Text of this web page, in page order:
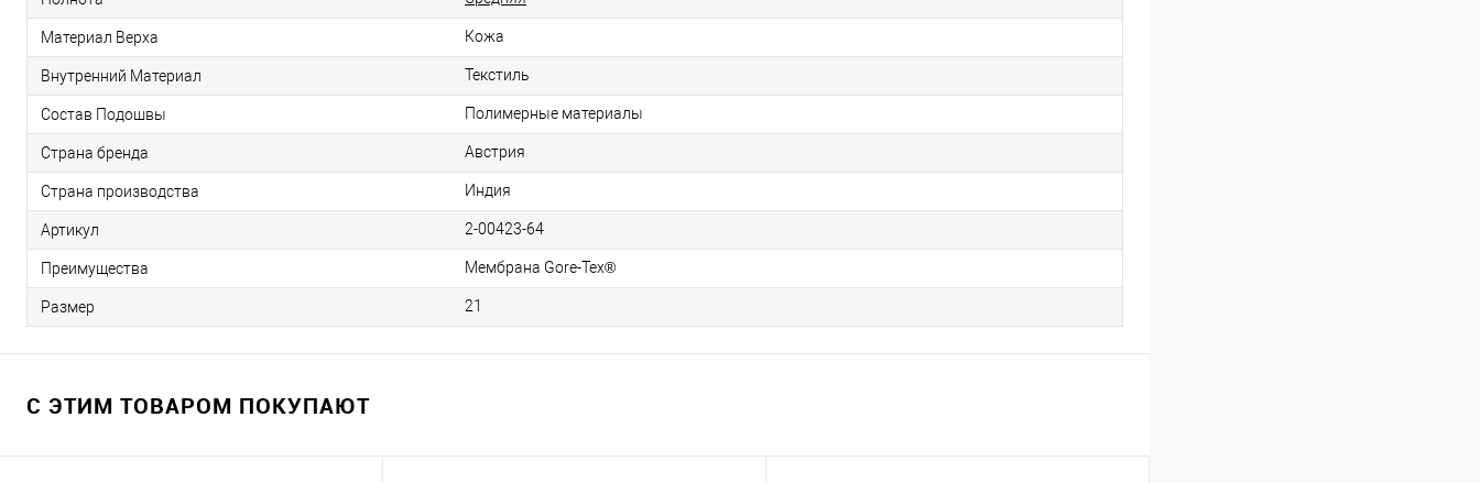
Материал Верха Кожа
Внутренний Материал Текстиль
Состав Подошвы Полимерные материалы
Страна бренда Австрия
Страна производства Индия
Артикул 2-00423-64
Преимущества Мембрана Gore-Tex®
Размер 21
С ЭТИМ ТОВАРОМ ПОКУПАЮТ